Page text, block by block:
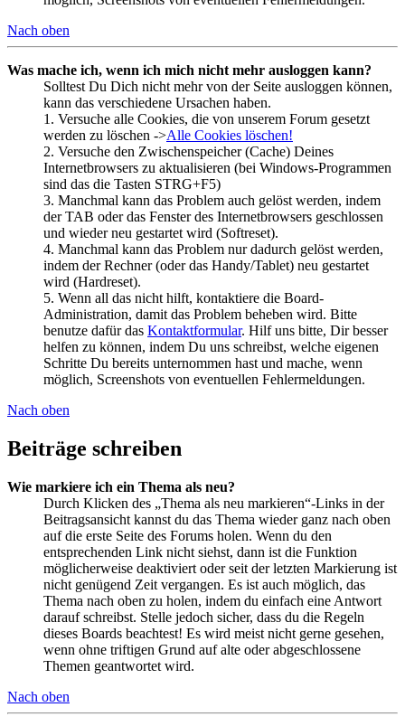
Nach oben
Was mache ich, wenn ich mich nicht mehr ausloggen kann?
Solltest Du Dich nicht mehr von der Seite ausloggen können,
kann das verschiedene Ursachen haben.
1. Versuche alle Cookies, die von unserem Forum gesetzt
werden zu löschen ->Alle Cookies löschen!
2. Versuche den Zwischenspeicher (Cache) Deines
Internetbrowsers zu aktualisieren (bei Windows-Programmen
sind das die Tasten STRG+F5)
3. Manchmal kann das Problem auch gelöst werden, indem
der TAB oder das Fenster des Internetbrowsers geschlossen
und wieder neu gestartet wird (Softreset).
4. Manchmal kann das Problem nur dadurch gelöst werden,
indem der Rechner (oder das Handy/Tablet) neu gestartet
wird (Hardreset).
5. Wenn all das nicht hilft, kontaktiere die Board-
Administration, damit das Problem beheben wird. Bitte
benutze dafür das Kontaktformular. Hilf uns bitte, Dir besser
helfen zu können, indem Du uns schreibst, welche eigenen
Schritte Du bereits unternommen hast und mache, wenn
möglich, Screenshots von eventuellen Fehlermeldungen.
Nach oben
Beiträge schreiben
Wie markiere ich ein Thema als neu?
Durch Klicken des „Thema als neu markieren“-Links in der
Beitragsansicht kannst du das Thema wieder ganz nach oben
auf die erste Seite des Forums holen. Wenn du den
entsprechenden Link nicht siehst, dann ist die Funktion
möglicherweise deaktiviert oder seit der letzten Markierung ist
nicht genügend Zeit vergangen. Es ist auch möglich, das
Thema nach oben zu holen, indem du einfach eine Antwort
darauf schreibst. Stelle jedoch sicher, dass du die Regeln
dieses Boards beachtest! Es wird meist nicht gerne gesehen,
wenn ohne triftigen Grund auf alte oder abgeschlossene
Themen geantwortet wird.
Nach oben